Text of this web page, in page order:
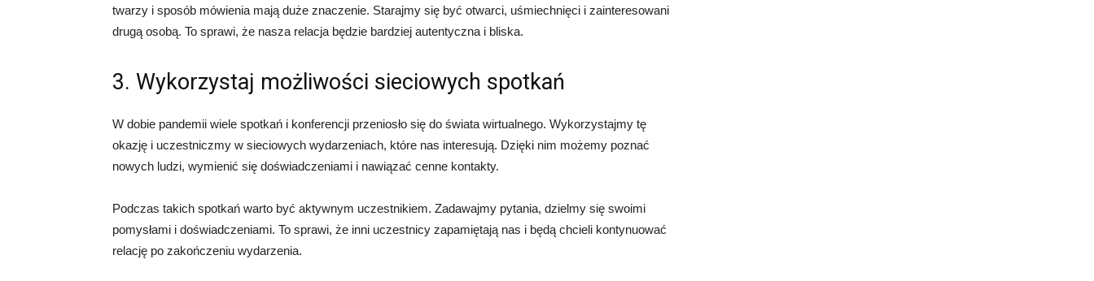
twarzy i sposób mówienia mają duże znaczenie. Starajmy się być otwarci, uśmiechnięci i zainteresowani
drugą osobą. To sprawi, że nasza relacja będzie bardziej autentyczna i bliska.
3. Wykorzystaj możliwości sieciowych spotkań
W dobie pandemii wiele spotkań i konferencji przeniosło się do świata wirtualnego. Wykorzystajmy tę
okazję i uczestniczmy w sieciowych wydarzeniach, które nas interesują. Dzięki nim możemy poznać
nowych ludzi, wymienić się doświadczeniami i nawiązać cenne kontakty.
Podczas takich spotkań warto być aktywnym uczestnikiem. Zadawajmy pytania, dzielmy się swoimi
pomysłami i doświadczeniami. To sprawi, że inni uczestnicy zapamiętają nas i będą chcieli kontynuować
relację po zakończeniu wydarzenia.